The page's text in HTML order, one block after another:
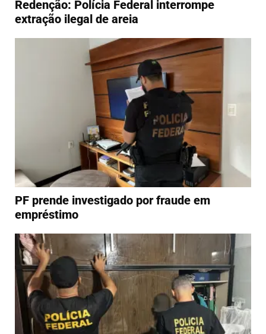
Redenção: Polícia Federal interrompe
extração ilegal de areia
PF prende investigado por fraude em
empréstimo